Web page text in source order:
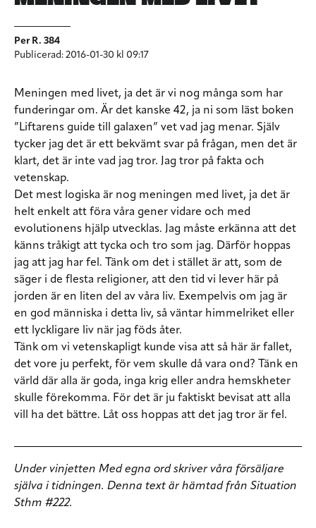
Per R. 384
Publicerad: 2016-01-30 kl 09:17
Meningen med livet, ja det är vi nog många som har
funderingar om. Är det kanske 42, ja ni som läst boken
”Liftarens guide till galaxen” vet vad jag menar. Själv
tycker jag det är ett bekvämt svar på frågan, men det är
klart, det är inte vad jag tror. Jag tror på fakta och
vetenskap.
Det mest logiska är nog meningen med livet, ja det är
helt enkelt att föra våra gener vidare och med
evolutionens hjälp utvecklas. Jag måste erkänna att det
känns tråkigt att tycka och tro som jag. Därför hoppas
jag att jag har fel. Tänk om det i stället är att, som de
säger i de flesta religioner, att den tid vi lever här på
jorden är en liten del av våra liv. Exempelvis om jag är
en god människa i detta liv, så väntar himmelriket eller
ett lyckligare liv när jag föds åter.
Tänk om vi vetenskapligt kunde visa att så här är fallet,
det vore ju perfekt, för vem skulle då vara ond? Tänk en
värld där alla är goda, inga krig eller andra hemskheter
skulle förekomma. För det är ju faktiskt bevisat att alla
vill ha det bättre. Låt oss hoppas att det jag tror är fel.
Under vinjetten Med egna ord skriver våra försäljare
själva i tidningen. Denna text är hämtad från Situation
Sthm #222.